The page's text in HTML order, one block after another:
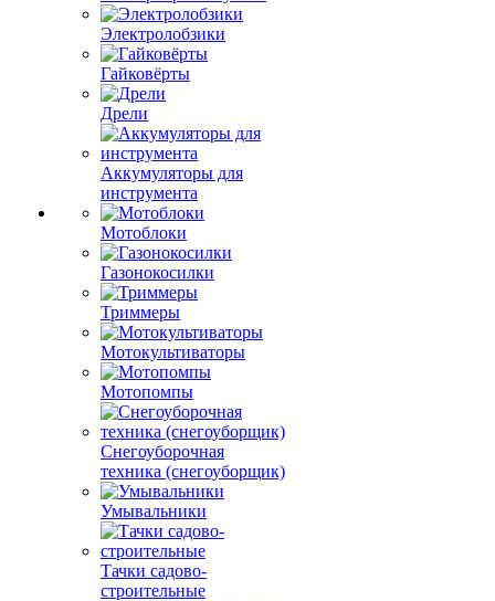
Электролобзики
Гайковёрты
Дрели
Аккумуляторы для
инструмента
Мотоблоки
Газонокосилки
Триммеры
Мотокультиваторы
Мотопомпы
Снегоуборочная
техника (снегоуборщик)
Умывальники
Тачки садово-
строительные